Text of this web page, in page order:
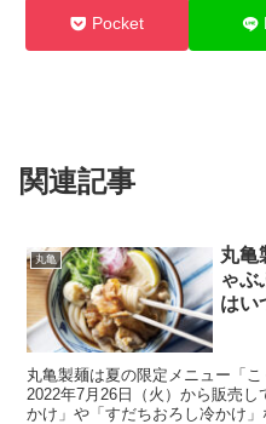
Pocket
関連記事
丸亀
丸亀
ゃぶ
はい
丸亀製麺は夏の限定メニュー「
2022年7月26日（火）から販売
かけ」や「すだちおろし冷かけ